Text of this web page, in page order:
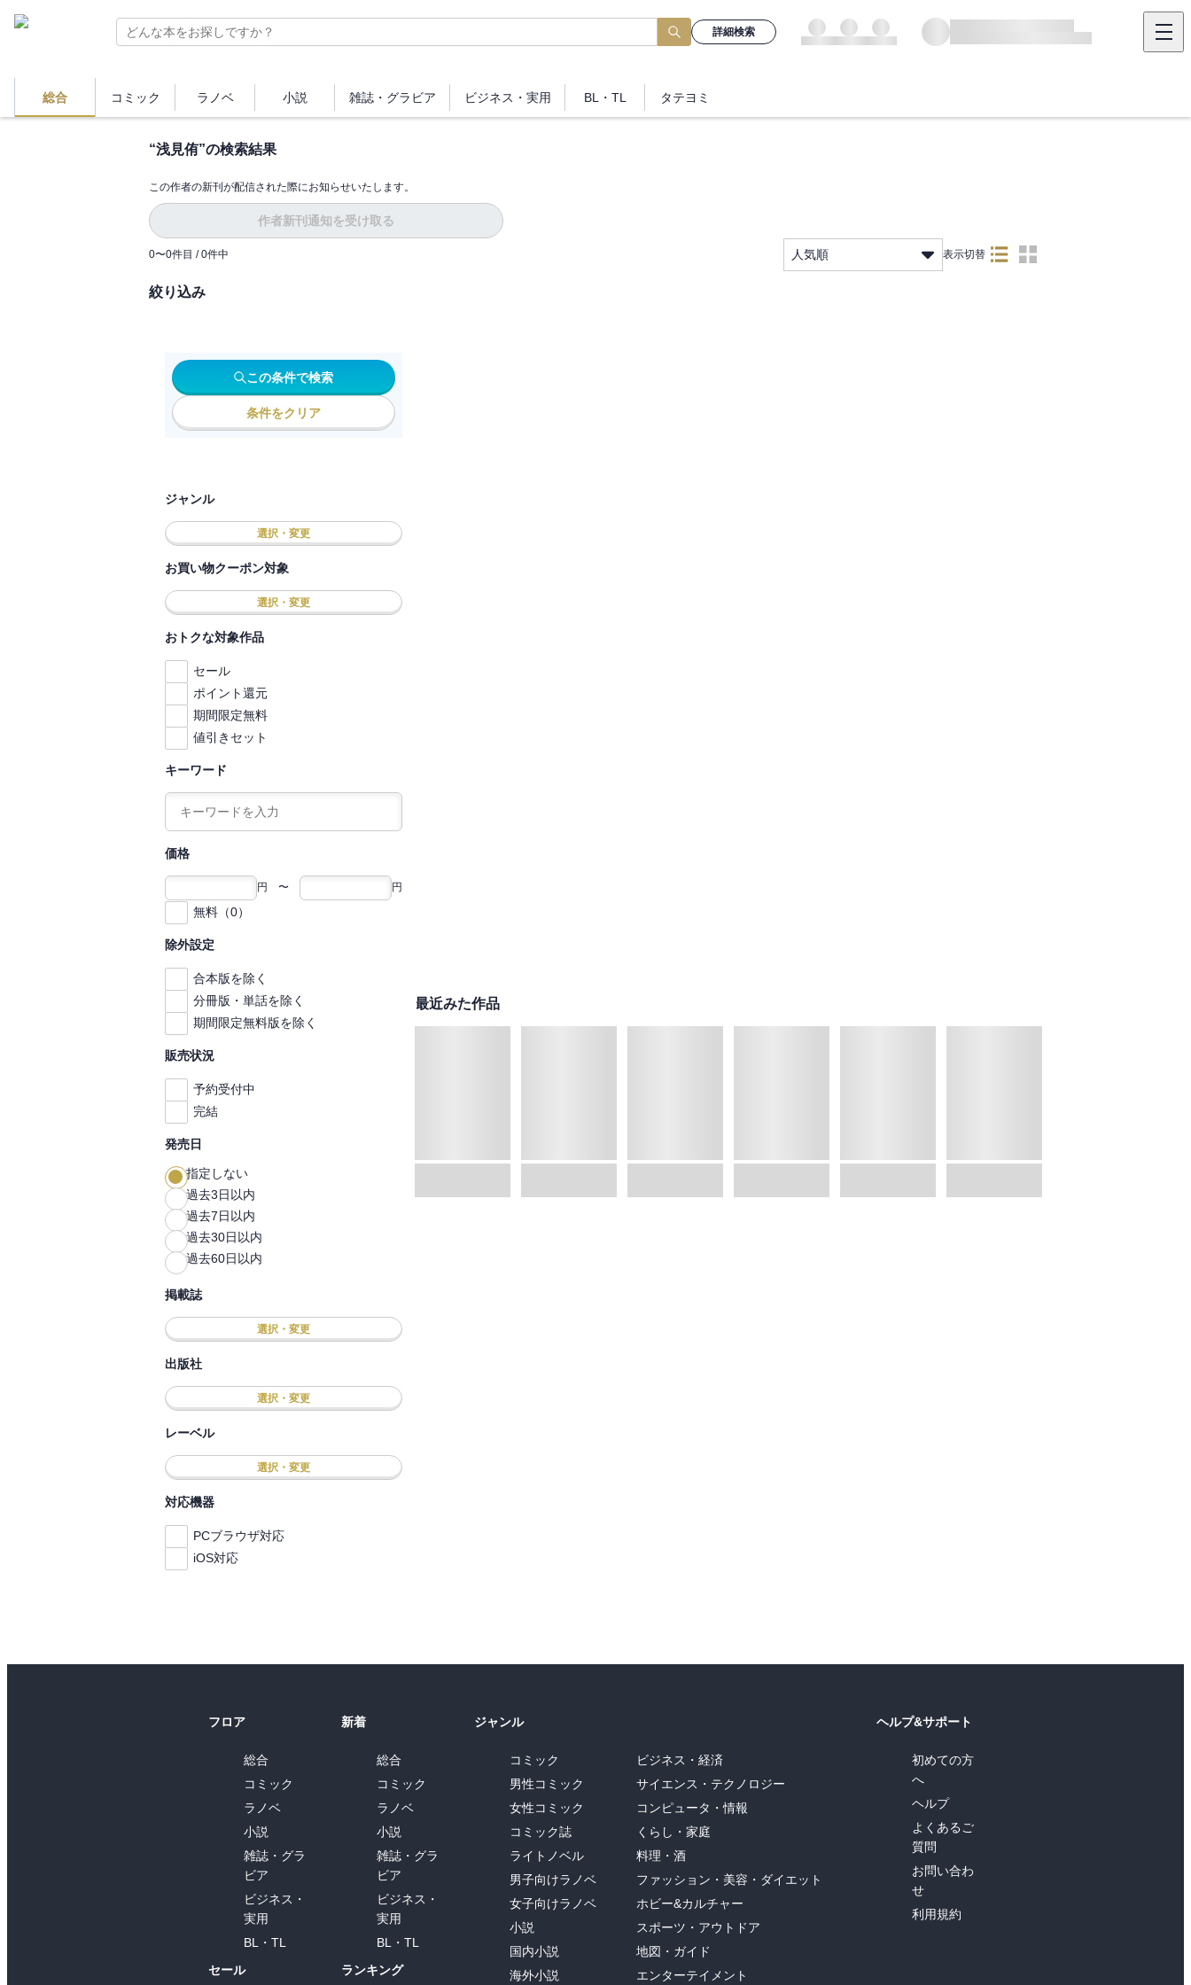
詳細検索
総合 コミック ラノベ 小説 雑誌・ グラビア ビジネス ・実用 BL・TL タテヨミ
“浅見侑”の検索結果
この作者の新刊が配信された際にお知らせいたします。
作者新刊通知を受け取る
0〜0件目 / 0件中 人気順 表示切替
絞り込み
この条件で検索
条件をクリア
ジャンル
選択・変更
お買い物クーポン対象
選択・変更
おトクな対象作品
セール
ポイント還元
期間限定無料
値引きセット
キーワード
価格
円 〜 円
無料（0）
除外設定
合本版を除く
分冊版・単話を除く
期間限定無料版を除く
販売状況
予約受付中
完結
発売日
指定しない
過去3日以内
過去7日以内
過去30日以内
過去60日以内
掲載誌
選択・変更
出版社
選択・変更
レーベル
選択・変更
対応機器
PCブラウザ対応
iOS対応
最近みた作品
フロア
総合
コミック
ラノベ
小説
雑誌・グラ
ビア
ビジネス・
実用
BL・TL
セール
新着
総合
コミック
ラノベ
小説
雑誌・グラ
ビア
ビジネス・
実用
BL・TL
ランキング
ジャンル
コミック
男性コミック
女性コミック
コミック誌
ライトノベル
男子向けラノベ
女子向けラノベ
小説
国内小説
海外小説
ビジネス・経済
サイエンス・テクノロジー
コンピュータ・情報
くらし・家庭
料理・酒
ファッション・美容・ダイエット
ホビー&カルチャー
スポーツ・アウトドア
地図・ガイド
エンターテイメント
ヘルプ&サポート
初めての方
へ
ヘルプ
よくあるご
質問
お問い合わ
せ
利用規約